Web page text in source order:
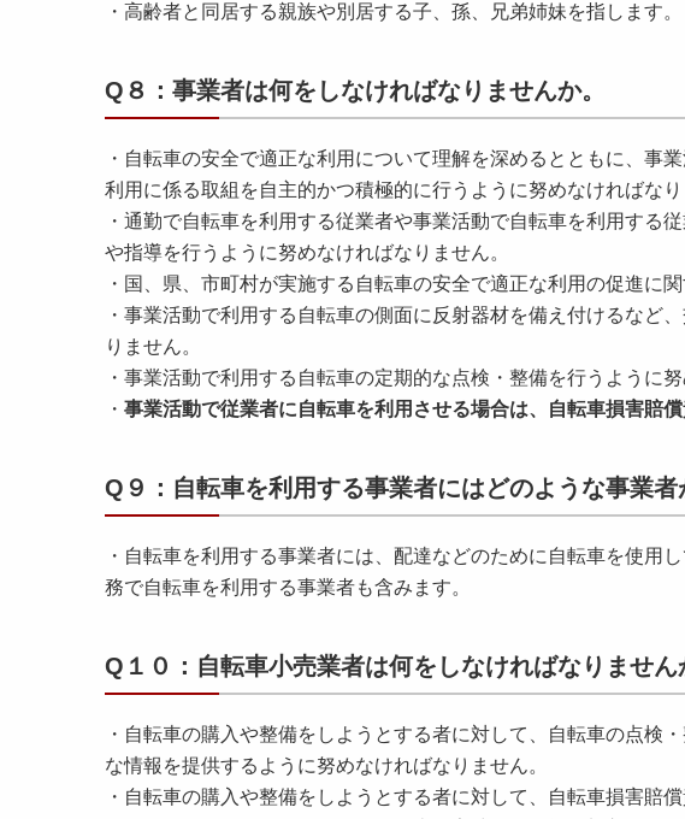
・高齢者と同居する親族や別居する子、孫、兄弟姉妹を指します。
Q８：事業者は何をしなければなりませんか。
・自転車の安全で適正な利用について理解を深めるとともに、事
利用に係る取組を自主的かつ積極的に行うように努めなければなり
・通勤で自転車を利用する従業者や事業活動で自転車を利用する
や指導を行うように努めなければなりません。
・国、県、市町村が実施する自転車の安全で適正な利用の促進に
・事業活動で利用する自転車の側面に反射器材を備え付けるなど
りません。
・事業活動で利用する自転車の定期的な点検・整備を行うように
・ 事業活動で従業者に自転車を利用させる場合は、自転車損害賠
Q９：自転車を利用する事業者にはどのような事業者
・自転車を利用する事業者には、配達などのために自転車を使用
務で自転車を利用する事業者も含みます。
Q１０：自転車小売業者は何をしなければなりません
・自転車の購入や整備をしようとする者に対して、自転車の点検
な情報を提供するように努めなければなりません。
・自転車の購入や整備をしようとする者に対して、自転車損害賠